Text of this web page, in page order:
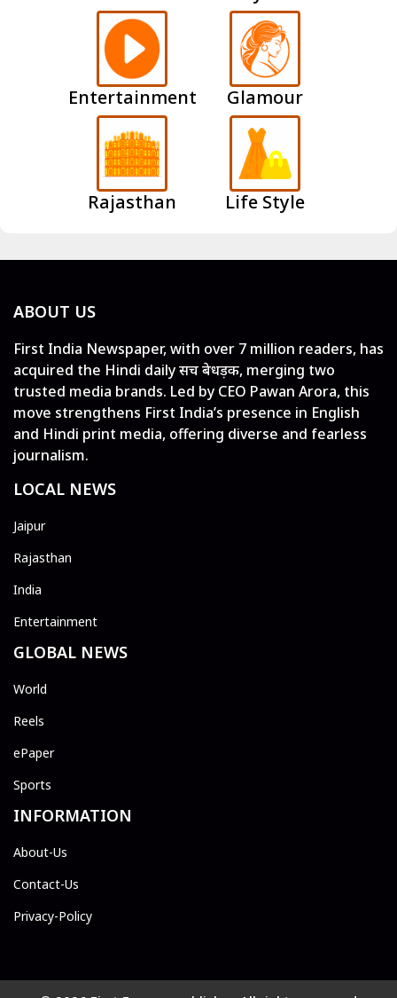
Entertainment Glamour
Rajasthan Life Style
ABOUT US
First India Newspaper, with over 7 million readers, has
acquired the Hindi daily सच बेधड़क, merging two
trusted media brands. Led by CEO Pawan Arora, this
move strengthens First India’s presence in English
and Hindi print media, offering diverse and fearless
journalism.
LOCAL NEWS
Jaipur
Rajasthan
India
Entertainment
GLOBAL NEWS
World
Reels
ePaper
Sports
INFORMATION
About-Us
Contact-Us
Privacy-Policy